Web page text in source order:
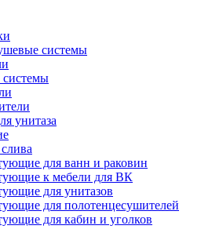
системы
унитаза
для ванн и раковин
к мебели для ВК
для унитазов
для полотенцесушителей
для кабин и уголков